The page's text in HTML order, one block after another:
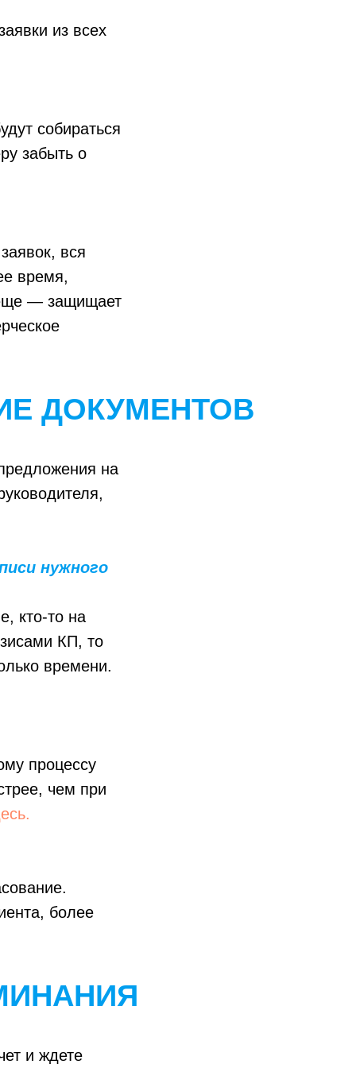
из всех
собираться
забыть о
вся
время,
еще — защищает
ДОКУМЕНТОВ
на
нужного
кто-то на
КП, то
времени.
процессу
чем при
ь.
более
и ждете